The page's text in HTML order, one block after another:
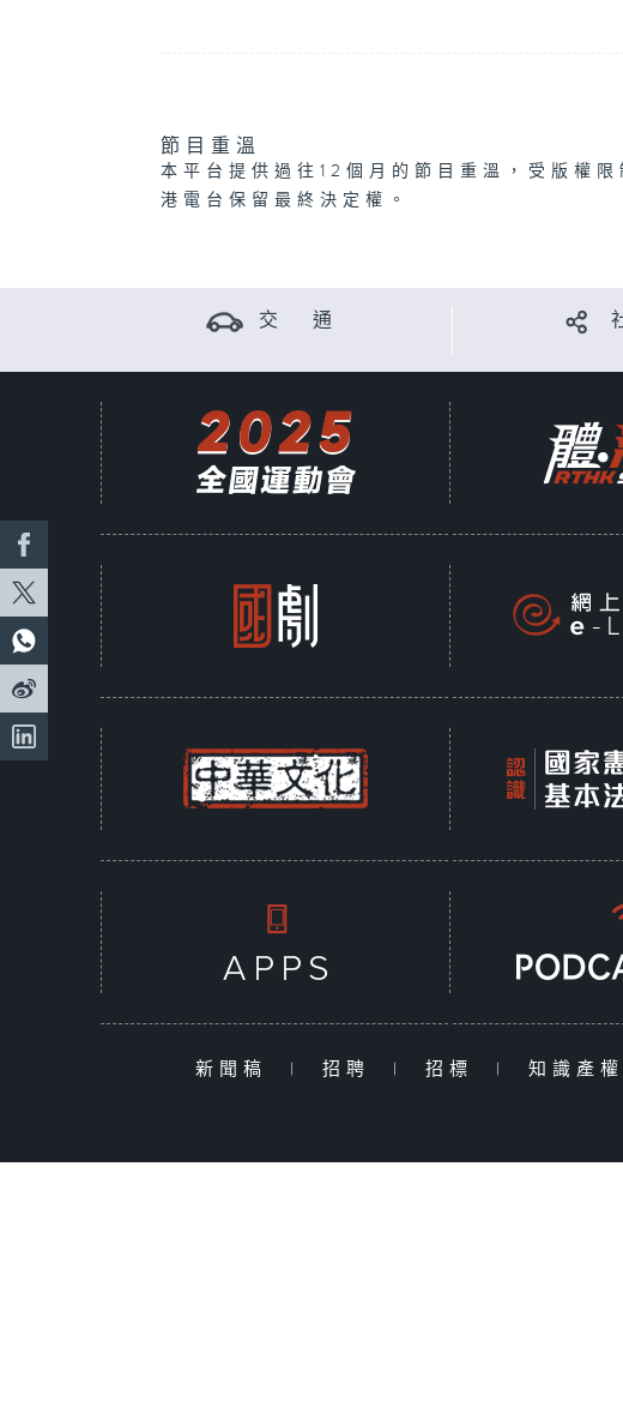
節目重溫
本平台提供過往12個月的節目重溫，受版權限
港電台保留最終決定權。
交 通
新聞稿 | 招聘 | 招標 | 知識產